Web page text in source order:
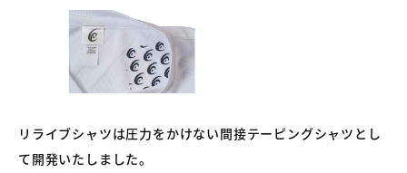
リライブシャツは圧力をかけない間接テーピングシャツとし
て開発いたしました。